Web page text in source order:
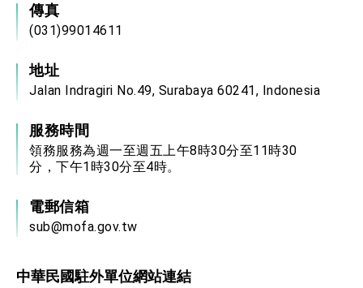
傳真
(031)99014611
地址
Jalan Indragiri No.49, Surabaya 60241, Indonesia
服務時間
領務服務為週一至週五上午8時30分至11時30
分，下午1時30分至4時。
電郵信箱
sub@mofa.gov.tw
中華民國駐外單位網站連結